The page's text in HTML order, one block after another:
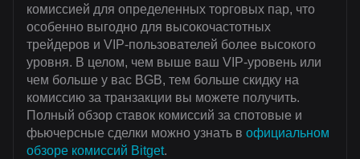
комиссией для определенных торговых пар, что
особенно выгодно для высокочастотных
трейдеров и VIP-пользователей более высокого
уровня. В целом, чем выше ваш VIP-уровень или
чем больше у вас BGB, тем больше скидку на
комиссию за транзакции вы можете получить.
Полный обзор ставок комиссий за спотовые и
фьючерсные сделки можно узнать в официальном
обзоре комиссий Bitget.